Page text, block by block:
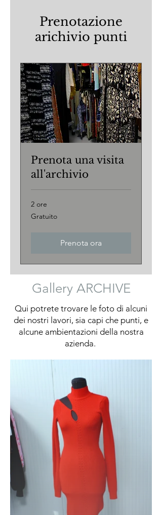
Prenotazione
arichivio punti
Prenota una visita
all'archivio
2 ore
Gratuito
Gratuito
Prenota ora
Gallery ARCHIVE
Qui potrete trovare le foto di alcuni
dei nostri lavori, sia capi che punti, e
alcune ambientazioni della nostra
azienda.